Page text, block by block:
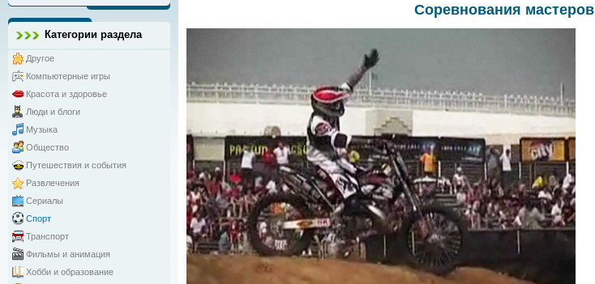
Категории раздела
Другое
Компьютерные игры
Красота и здоровье
Люди и блоги
Музыка
Общество
Путешествия и события
Развлечения
Сериалы
Спорт
Транспорт
Фильмы и анимация
Хобби и образование
Соревнования мастеров